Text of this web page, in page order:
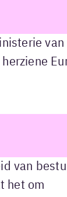
van
van
het om